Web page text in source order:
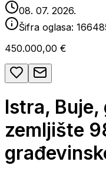
08. 07. 2026.
Šifra oglasa:
450.000,00 €
Istra,
zemljište